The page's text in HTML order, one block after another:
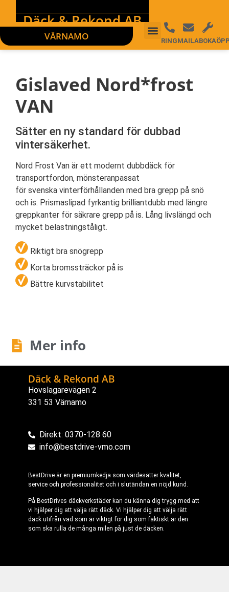
Däck & Rekond AB
VÄRNAMO RINGMAILABOKA
Gislaved Nord*frost
VAN
Sätter en ny standard för dubbad
vintersäkerhet.
Nord Frost Van är ett modernt dubbdäck för
transportfordon, mönsteranpassat
för svenska vinterförhållanden med bra grepp på snö
och is. Prismaslipad fyrkantig brilliantdubb med längre
greppkanter för säkrare grepp på is. Lång livslängd och
mycket belastningståligt.
Riktigt bra snögrepp
Korta bromssträckor på is
Bättre kurvstabilitet
Mer info
Däck & Rekond AB
Hovslagarevägen 2
331 53 Värnamo
Direkt: 0370-128 60
info@bestdrive-vmo.com
BestDrive är en premiumkedja som värdesätter kvalitet,
service och professionalitet och i slutändan en nöjd kund.
På BestDrives däckverkstäder kan du känna dig trygg med att
vi hjälper dig att välja rätt däck. Vi hjälper dig att välja rätt
däck utifrån vad som är viktigt för dig som faktiskt är den
som ska rulla de många milen på just de däcken.